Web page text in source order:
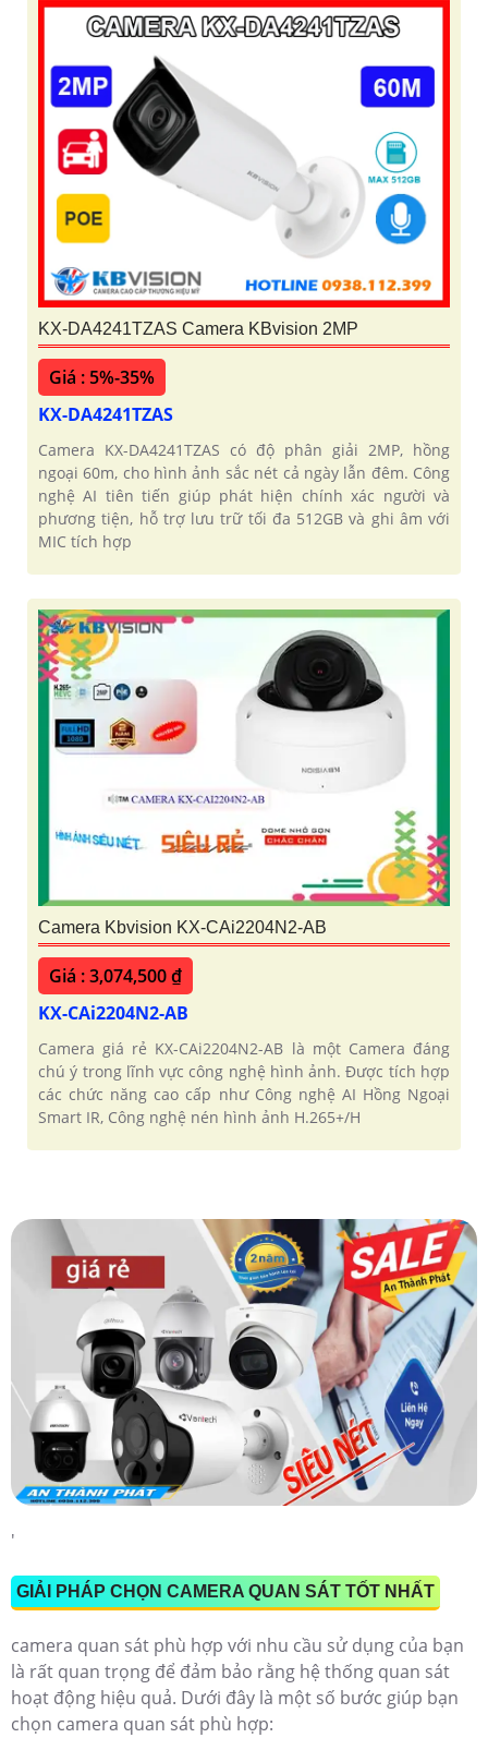
KX-DA4241TZAS Camera KBvision 2MP
Giá : 5%-35%
KX-DA4241TZAS
Camera KX-DA4241TZAS có độ phân giải 2MP, hồng
ngoại 60m, cho hình ảnh sắc nét cả ngày lẫn đêm. Công
nghệ AI tiên tiến giúp phát hiện chính xác người và
phương tiện, hỗ trợ lưu trữ tối đa 512GB và ghi âm với
MIC tích hợp
Camera Kbvision KX-CAi2204N2-AB
Giá : 3,074,500 ₫
KX-CAi2204N2-AB
Camera giá rẻ KX-CAi2204N2-AB là một Camera đáng
chú ý trong lĩnh vực công nghệ hình ảnh. Được tích hợp
các chức năng cao cấp như Công nghệ AI Hồng Ngoại
Smart IR, Công nghệ nén hình ảnh H.265+/H
'
GIẢI PHÁP CHỌN CAMERA QUAN SÁT TỐT NHẤT
camera quan sát phù hợp với nhu cầu sử dụng của bạn
là rất quan trọng để đảm bảo rằng hệ thống quan sát
hoạt động hiệu quả. Dưới đây là một số bước giúp bạn
chọn camera quan sát phù hợp: